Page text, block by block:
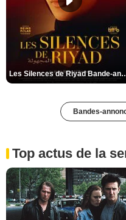
Les Silences de Riyad
Bandes-
Top actus de la